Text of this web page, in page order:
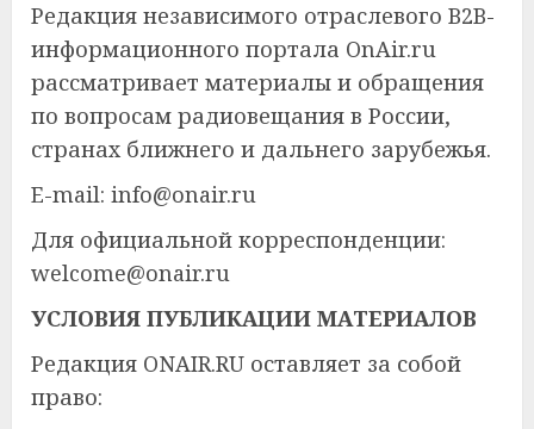
Редакция независимого отраслевого B2B-
информационного портала OnAir.ru
рассматривает материалы и обращения
по вопросам радиовещания в России,
странах ближнего и дальнего зарубежья.
E-mail: info@onair.ru
Для официальной корреспонденции:
welcome@onair.ru
УСЛОВИЯ ПУБЛИКАЦИИ МАТЕРИАЛОВ
Редакция ONAIR.RU оставляет за собой
право: